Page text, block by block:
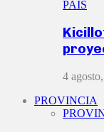
PAÍS
4
PROVINCIA